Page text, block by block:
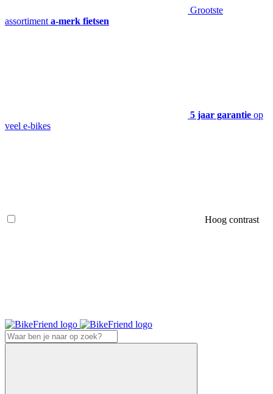
Grootste
assortiment a-merk fietsen
5 jaar garantie op
veel e-bikes
Hoog contrast